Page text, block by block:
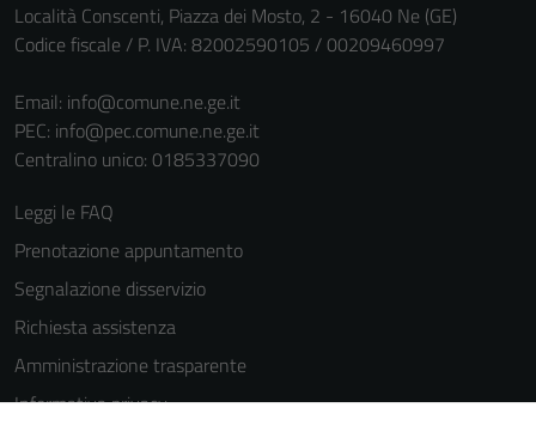
Località Conscenti, Piazza dei Mosto, 2 - 16040 Ne (GE)
Codice fiscale / P. IVA: 82002590105 / 00209460997
Email: info@comune.ne.ge.it
PEC: info@pec.comune.ne.ge.it
Centralino unico: 0185337090
Leggi le FAQ
Prenotazione appuntamento
Segnalazione disservizio
Richiesta assistenza
Amministrazione trasparente
Informativa privacy